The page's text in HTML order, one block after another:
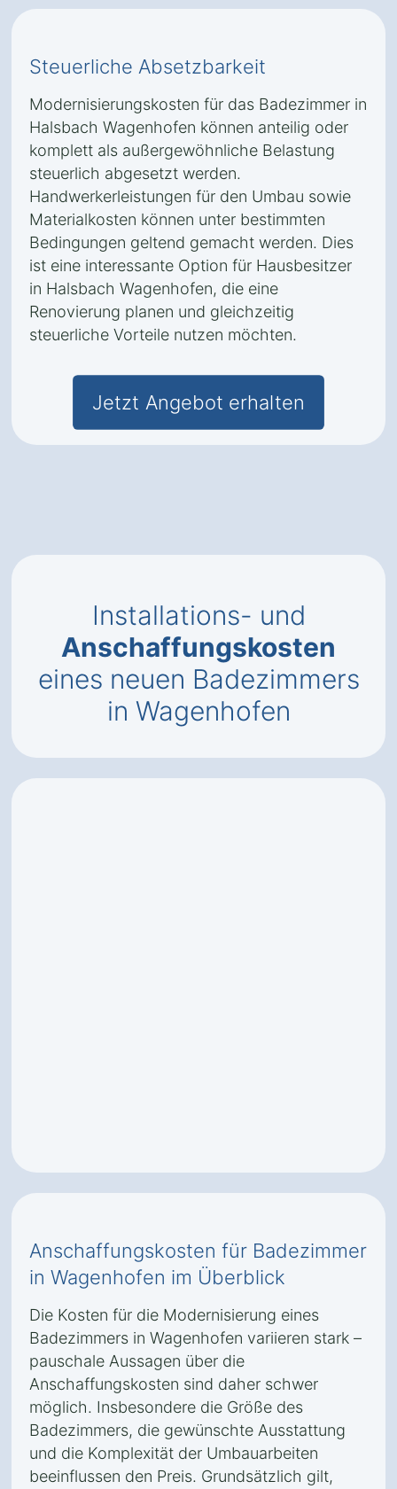
Steuerliche Absetzbarkeit
Modernisierungskosten für das Badezimmer in
Halsbach Wagenhofen können anteilig oder
komplett als außergewöhnliche Belastung
steuerlich abgesetzt werden.
Handwerkerleistungen für den Umbau sowie
Materialkosten können unter bestimmten
Bedingungen geltend gemacht werden. Dies
ist eine interessante Option für Hausbesitzer
in Halsbach Wagenhofen, die eine
Renovierung planen und gleichzeitig
steuerliche Vorteile nutzen möchten.
Jetzt Angebot erhalten
Installations- und
Anschaffungskosten
eines neuen Badezimmers
in Wagenhofen
Anschaffungskosten für Badezimmer
in Wagenhofen im Überblick
Die Kosten für die Modernisierung eines
Badezimmers in Wagenhofen variieren stark –
pauschale Aussagen über die
Anschaffungskosten sind daher schwer
möglich. Insbesondere die Größe des
Badezimmers, die gewünschte Ausstattung
und die Komplexität der Umbauarbeiten
beeinflussen den Preis. Grundsätzlich gilt,